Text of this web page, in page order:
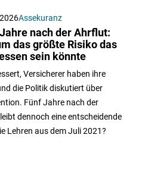
Assekuranz
nach der Ahrflut:
das größte Risiko das
sein könnte
Versicherer haben ihre
die Politik diskutiert über
Fünf Jahre nach der
dennoch eine entscheidende
Lehren aus dem Juli 2021?